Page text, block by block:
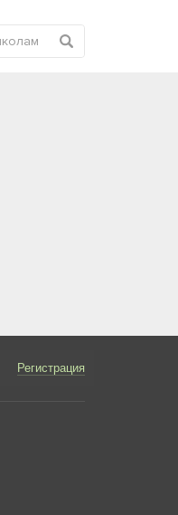
Регистрация